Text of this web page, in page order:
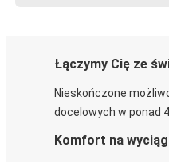
Łączymy Cię ze
Nieskończone
docelowych w ponad
Komfort na